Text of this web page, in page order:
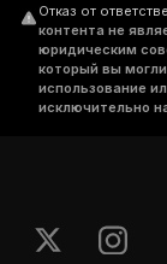
Отказ от
контента не
юридическим
который вы
использование
исключительно